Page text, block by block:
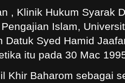
, Klinik Hukum Syarak
Islam,
Datuk Syed Hamid
itu pada 30 Mac
Khir Baharom sebagai